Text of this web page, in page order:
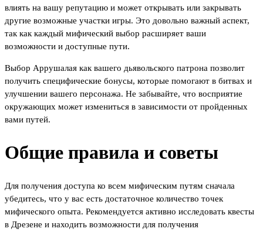
влиять на вашу репутацию и может открывать или закрывать
другие возможные участки игры. Это довольно важный аспект,
так как каждый мифический выбор расширяет ваши
возможности и доступные пути.
Выбор Аррушалая как вашего дьявольского патрона позволит
получить специфические бонусы, которые помогают в битвах и
улучшении вашего персонажа. Не забывайте, что восприятие
окружающих может измениться в зависимости от пройденных
вами путей.
Общие правила и советы
Для получения доступа ко всем мифическим путям сначала
убедитесь, что у вас есть достаточное количество точек
мифического опыта. Рекомендуется активно исследовать квесты
в Дрезене и находить возможности для получения